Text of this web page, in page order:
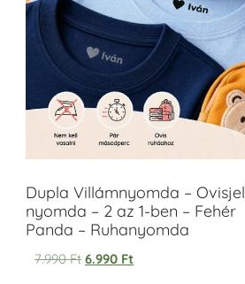
Dupla Villámnyomda – Ovisjel
nyomda – 2 az 1-ben – Fehér
Panda – Ruhanyomda
7.990Ft 6.990 Ft